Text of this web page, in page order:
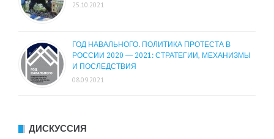
25.10.2021
ГОД НАВАЛЬНОГО. ПОЛИТИКА ПРОТЕСТА В
РОССИИ 2020 — 2021: СТРАТЕГИИ, МЕХАНИЗМЫ
И ПОСЛЕДСТВИЯ
08.09.2021
ДИСКУССИЯ